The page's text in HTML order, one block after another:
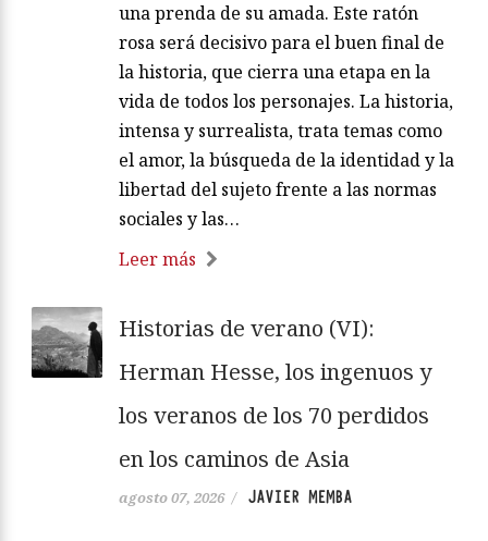
una prenda de su amada. Este ratón
rosa será decisivo para el buen final de
la historia, que cierra una etapa en la
vida de todos los personajes. La historia,
intensa y surrealista, trata temas como
el amor, la búsqueda de la identidad y la
libertad del sujeto frente a las normas
sociales y las…
Leer más
Historias de verano (VI):
Herman Hesse, los ingenuos y
los veranos de los 70 perdidos
en los caminos de Asia
agosto 07, 2026 / JAVIER MEMBA